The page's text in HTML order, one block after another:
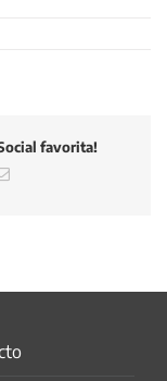
favorita!
Correo